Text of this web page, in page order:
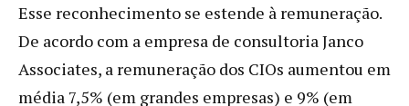
Esse reconhecimento se estende à remuneração.
De acordo com a empresa de consultoria Janco
Associates, a remuneração dos CIOs aumentou em
média 7,5% (em grandes empresas) e 9% (em